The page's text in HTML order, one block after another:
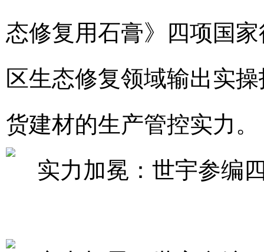
态修复用石膏》四项国
区生态修复领域输出实
货建材的生产管控实力。